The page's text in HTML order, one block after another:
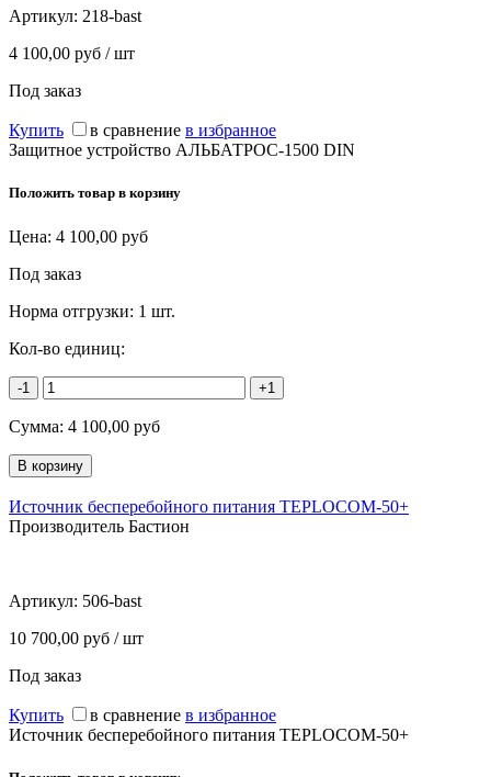
Артикул: 218-bast
4 100,00 руб / шт
Под заказ
Купить в сравнение в избранное
Защитное устройство АЛЬБАТРОС-1500 DIN
Положить товар в корзину
Цена: 4 100,00 руб
Под заказ
Норма отгрузки: 1 шт.
Кол-во единиц:
-1 +1
Сумма: 4 100,00 руб
Источник бесперебойного питания TEPLOCOM-50+
Производитель Бастион
Артикул: 506-bast
10 700,00 руб / шт
Под заказ
Купить в сравнение в избранное
Источник бесперебойного питания TEPLOCOM-50+